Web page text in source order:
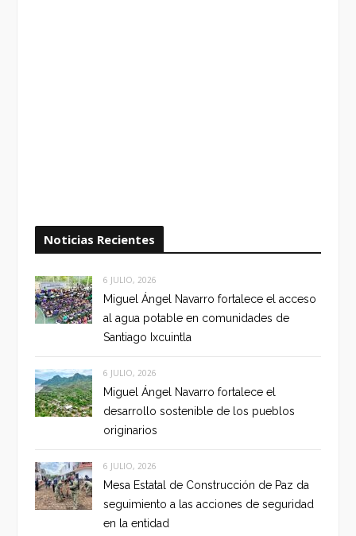
Noticias Recientes
6 JULIO, 2026
Miguel Ángel Navarro fortalece el acceso
al agua potable en comunidades de
Santiago Ixcuintla
6 JULIO, 2026
Miguel Ángel Navarro fortalece el
desarrollo sostenible de los pueblos
originarios
6 JULIO, 2026
Mesa Estatal de Construcción de Paz da
seguimiento a las acciones de seguridad
en la entidad